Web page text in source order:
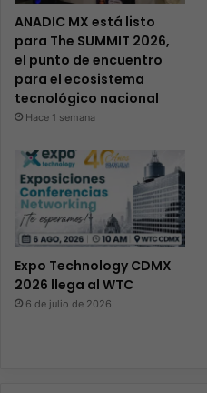
ANADIC MX está listo
para The SUMMIT 2026,
el punto de encuentro
para el ecosistema
tecnológico nacional
Hace 1 semana
Expo Technology CDMX
2026 llega al WTC
6 de julio de 2026